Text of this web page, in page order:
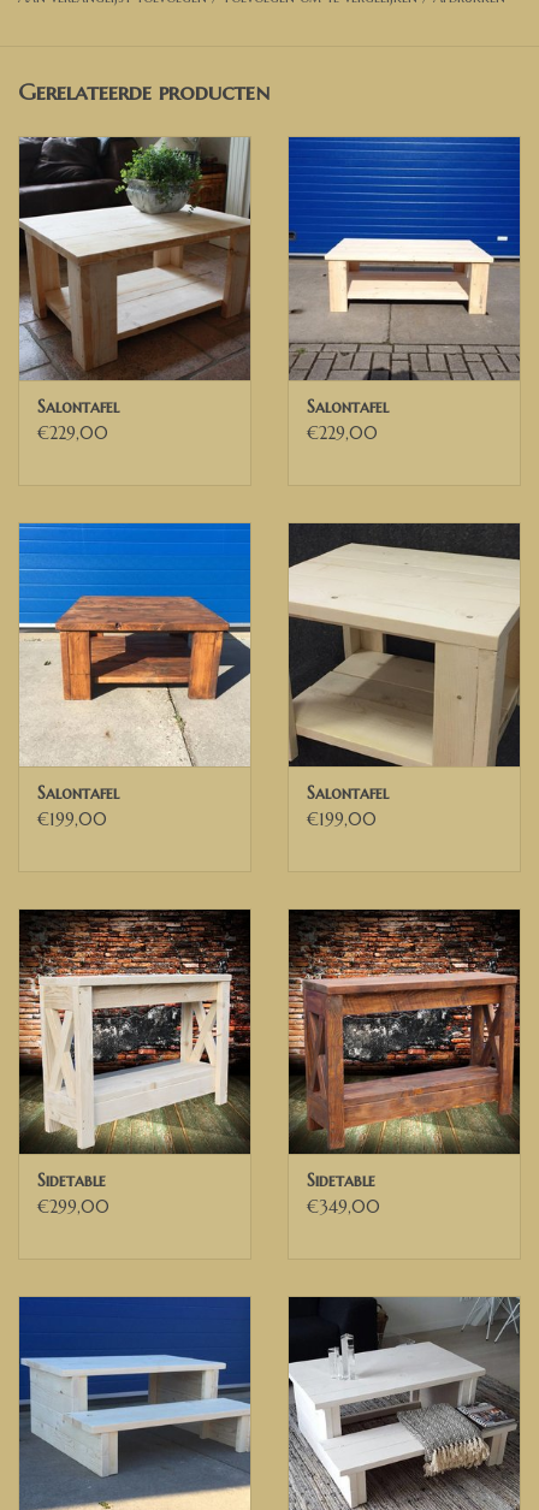
De tafel op de foto is in White wash
Breedte 60 cm
Lengte 60 cm
Hoogte 40 cm
Poten 13 cm x 13cm
Heeft u andere wensen of ideeën, neem dan gerust contact met
ons op. Wij leveren naar jullie wensen en afmetingen!
WIJ BEZORGEN IN HEEL NEDERLAND, BELGIE EN DELEN VAN
DUITSLAND
Möchten Sie eine andere Größe? Dann kontaktieren Sie uns für
ein Angebot.
Wenn Sie eine unserer anderen Waschfarben verwenden
möchten (siehe unsere Farbpalette), kontaktieren Sie uns bitte.
Der Tisch auf dem Foto ist in White wash
Maßtabelle auf dem Foto:
Breite 60 cm
Länge 60 cm
Wenn Sie andere Wünsche oder Ideen haben, zögern Sie bitte
nicht, uns zu kontaktieren. Wir liefern nach Ihren Wünschen und
Maßen!
Wir liefern in die Niederlande, nach Belgienund in Teile
Deutschlands
Gerelateerde producten
Salontafel
€229,00
Salontafel
€229,00
Salontafel
€199,00
Salontafel
€199,00
Sidetable
€299,00
Sidetable
€349,00